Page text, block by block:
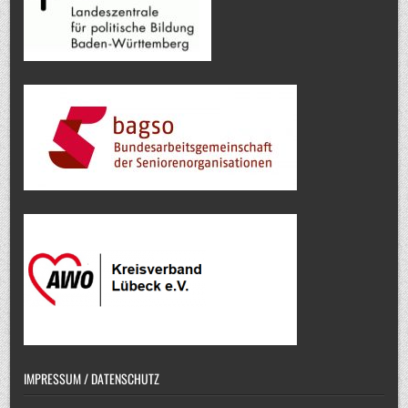
IMPRESSUM / DATENSCHUTZ